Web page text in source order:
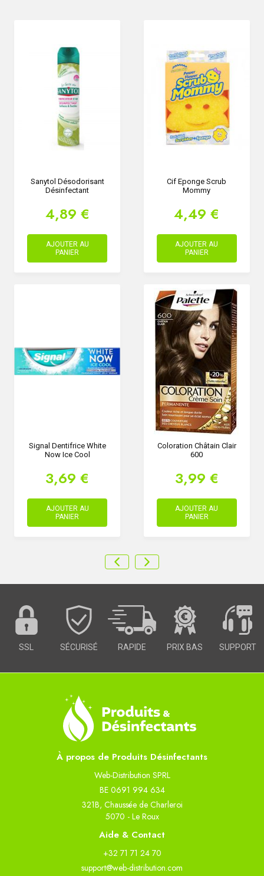
Sanytol Désodorisant
Désinfectant
4,89 €
AJOUTER AU
PANIER
Cif Eponge Scrub
Mommy
4,49 €
AJOUTER AU
PANIER
Signal Dentifrice White
Now Ice Cool
3,69 €
AJOUTER AU
PANIER
Coloration Châtain Clair
600
3,99 €
AJOUTER AU
PANIER
SSL SÉCURISÉ RAPIDE PRIX BAS SUPPORT
À propos de Produits Désinfectants
Web-Distribution SPRL
BE 0691 994 634
321B, Chaussée de Charleroi
5070 - Le Roux
Aide & Contact
+32 71 71 24 70
support@web-distribution.com